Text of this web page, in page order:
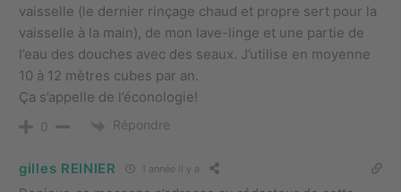
vaisselle (le dernier rinçage chaud et propre sert pour la
vaisselle à la main), de mon lave-linge et une partie de
l’eau des douches avec des seaux. J’utilise en moyenne
10 à 12 mètres cubes par an.
Ça s’appelle de l’éconologie!
0 Répondre
gilles REINIER 1 année il y a